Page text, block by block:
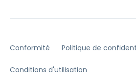
Conformité Politique de
Conditions d'utilisation